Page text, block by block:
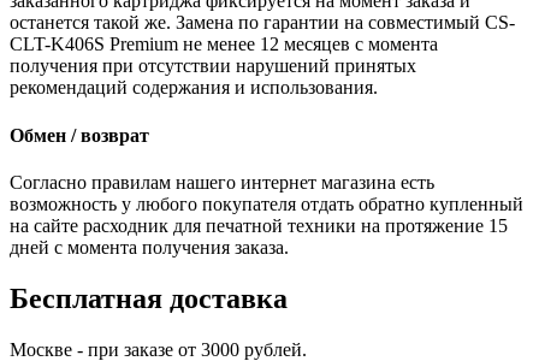
останется такой же. Замена по гарантии на совместимый CS-
CLT-K406S Premium не менее 12 месяцев с момента
получения при отсутствии нарушений принятых
рекомендаций содержания и использования.
Обмен / возврат
Согласно правилам нашего интернет магазина есть
возможность у любого покупателя отдать обратно купленный
на сайте расходник для печатной техники на протяжение 15
дней с момента получения заказа.
Бесплатная доставка
Москве - при заказе от 3000 рублей.